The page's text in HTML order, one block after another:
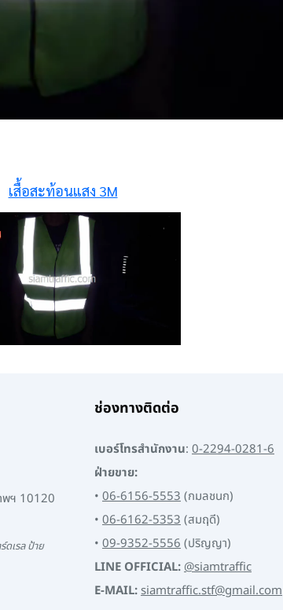
เสื้อสะท้อนแสง 3M
พฯ 10120
ดเรล ป้าย
ช่องทางติดต่อ
เบอร์โทรสำนักงาน: 0-2294-0281-6
ฝ่ายขาย:
• 06-6156-5553(กมลชนก)
• 06-6162-5353(สมฤดี)
• 09-9352-5556(ปริญญา)
LINE OFFICIAL:@siamtraffic
E-MAIL:siamtraffic.stf@gmail.com